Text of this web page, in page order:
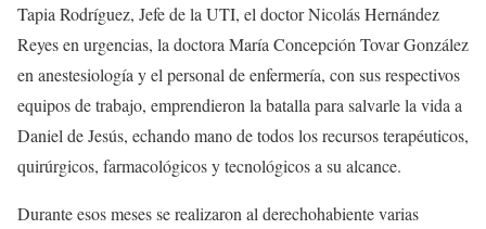
Tapia Rodríguez, Jefe de la UTI, el doctor Nicolás Hernández
Reyes en urgencias, la doctora María Concepción Tovar González
en anestesiología y el personal de enfermería, con sus respectivos
equipos de trabajo, emprendieron la batalla para salvarle la vida a
Daniel de Jesús, echando mano de todos los recursos terapéuticos,
quirúrgicos, farmacológicos y tecnológicos a su alcance.
Durante esos meses se realizaron al derechohabiente varias